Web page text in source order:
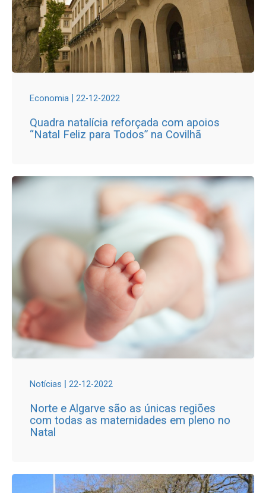
Economia | 22-12-2022
Quadra natalícia reforçada com apoios
“Natal Feliz para Todos” na Covilhã
Notícias | 22-12-2022
Norte e Algarve são as únicas regiões
com todas as maternidades em pleno no
Natal